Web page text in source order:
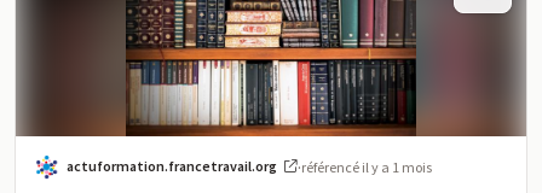
actuformation.francetravail.org ·référencé il y a 1 mois